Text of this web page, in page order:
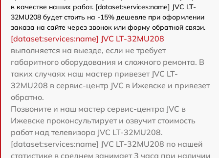
в качестве наших работ. [dataset:services:name] JVC LT-
32MU208 будет стоить на -15% дешевле при оформлении
заказа на сайте через звонок или форму обратной связи.
[dataset:services:name] JVC LT-32MU208
выполняется на выезде, если не требует
габаритного оборудования и сложного ремонта. В
таких случаях наш мастер привезет JVC LT-
32MU208 в сервис-центр JVC в Ижевске и привезет
обратно.
Позвоните и наш мастер сервис-центра JVC в
Ижевске проконсультирует и озвучит стоимость
работ над телевизора JVC LT-32MU208.
[dataset:services:name] JVC LT-32MU208 по нашей
статистике в среднем занимает 3 часа при наличии